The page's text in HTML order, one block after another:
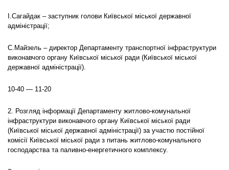
І.Сагайдак – заступник голови Київської міської державної
адміністрації;
С.Майзель – директор Департаменту транспортної інфраструктури
виконавчого органу Київської міської ради (Київської міської
державної адміністрації).
10-40 — 11-20
2. Розгляд інформації Департаменту житлово-комунальної
інфраструктури виконавчого органу Київської міської ради
(Київської міської державної адміністрації) за участю постійної
комісії Київської міської ради з питань житлово-комунального
господарства та паливно-енергетичного комплексу.